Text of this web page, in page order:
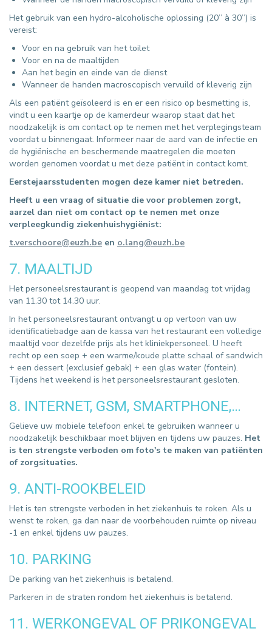
Het gebruik van een hydro-alcoholische oplossing (20’’ à 30’’) is
vereist:
Voor en na gebruik van het toilet
Voor en na de maaltijden
Aan het begin en einde van de dienst
Wanneer de handen macroscopisch vervuild of kleverig zijn
Als een patiënt geïsoleerd is en er een risico op besmetting is,
vindt u een kaartje op de kamerdeur waarop staat dat het
noodzakelijk is om contact op te nemen met het verplegingsteam
voordat u binnengaat. Informeer naar de aard van de infectie en
de hygiënische en beschermende maatregelen die moeten
worden genomen voordat u met deze patiënt in contact komt.
Eerstejaarsstudenten mogen deze kamer niet betreden.
Heeft u een vraag of situatie die voor problemen zorgt,
aarzel dan niet om contact op te nemen met onze
verpleegkundig ziekenhuishygiënist:
t.verschoore@euzh.be en o.lang@euzh.be
7. MAALTIJD
Het personeelsrestaurant is geopend van maandag tot vrijdag
van 11.30 tot 14.30 uur.
In het personeelsrestaurant ontvangt u op vertoon van uw
identificatiebadge aan de kassa van het restaurant een volledige
maaltijd voor dezelfde prijs als het kliniekpersoneel. U heeft
recht op een soep + een warme/koude platte schaal of sandwich
+ een dessert (exclusief gebak) + een glas water (fontein).
Tijdens het weekend is het personeelsrestaurant gesloten.
8. INTERNET, GSM, SMARTPHONE,…
Gelieve uw mobiele telefoon enkel te gebruiken wanneer u
noodzakelijk beschikbaar moet blijven en tijdens uw pauzes. Het
is ten strengste verboden om foto's te maken van patiënten
of zorgsituaties.
9. ANTI-ROOKBELEID
Het is ten strengste verboden in het ziekenhuis te roken. Als u
wenst te roken, ga dan naar de voorbehouden ruimte op niveau
-1 en enkel tijdens uw pauzes.
10. PARKING
De parking van het ziekenhuis is betalend.
Parkeren in de straten rondom het ziekenhuis is betalend.
11. WERKONGEVAL OF PRIKONGEVAL